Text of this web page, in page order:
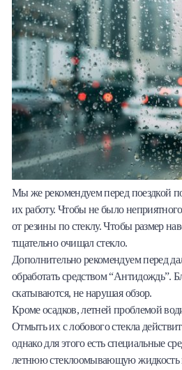
Мы же рекомендуем перед поездкой
их работу. Чтобы не было
от резины по стеклу. Чтобы размер
тщательно очищал стекло.
Дополнительно рекомендуем перед
обработать средством “Антидождь”.
скатываются, не нарушая обзор.
Кроме осадков, летней проблемой
Отмыть их с лобового стекла
однако для этого есть специальные
летнюю стеклоомывающую жидкость